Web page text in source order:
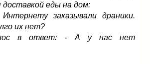
еды на дом:
заказывали драники.
их нет?
в ответ: - А у нас нет